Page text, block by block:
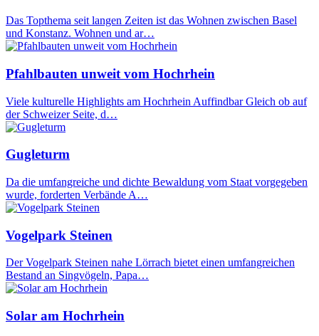
Das Topthema seit langen Zeiten ist das Wohnen zwischen Basel
und Konstanz. Wohnen und ar…
Pfahlbauten unweit vom Hochrhein
Viele kulturelle Highlights am Hochrhein Auffindbar Gleich ob auf
der Schweizer Seite, d…
Gugleturm
Da die umfangreiche und dichte Bewaldung vom Staat vorgegeben
wurde, forderten Verbände A…
Vogelpark Steinen
Der Vogelpark Steinen nahe Lörrach bietet einen umfangreichen
Bestand an Singvögeln, Papa…
Solar am Hochrhein